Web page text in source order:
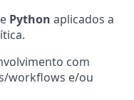
e Python aplicados a
com
workflows e/ou